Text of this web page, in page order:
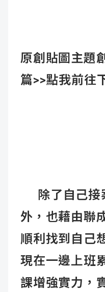
原創貼圖主題
篇>>點我前往
除了自己
外，也藉由聯
順利找到自己
現在一邊上班
課增強實力，